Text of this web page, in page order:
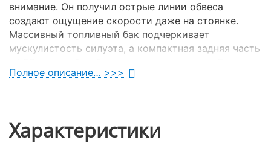
внимание. Он получил острые линии обвеса
создают ощущение скорости даже на стоянке.
Массивный топливный бак подчеркивает
мускулистость силуэта, а компактная задняя часть
этом200 кубовый мотоцикл
водителя и пассажира.
Полное описание… >>>
Характеристики